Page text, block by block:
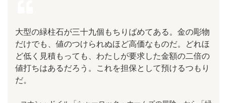
大型の緑柱石が三十九個もちりばめてある。金の彫物
だけでも、値のつけられぬほど高価なものだ。どれほ
ど低く見積もっても、わたしが要求した金額の二倍の
値打ちはあるだろう。これを担保として預けるつもり
だ。